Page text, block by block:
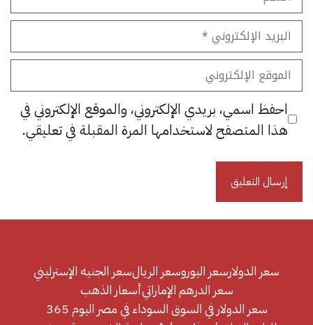
البريد
الإلكتروني
الموقع
الإلكتروني
احفظ اسمي، بريدي الإلكتروني، والموقع الإلكتروني في
هذا المتصفح لاستخدامها المرة المقبلة في تعليقي.
سعر الدولارسعر اليوروسعر الريالسعر الجنيه الإسترليني
سعر الدرهم الإماراتيأسعار الذهب
سعر الدولار في السوق السوداء في مصر اليوم 365